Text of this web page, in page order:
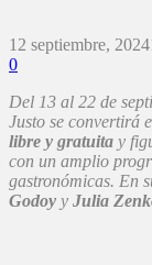
12 septiembre, 2024
0
Del 13 al 22 de
Justo se convertirá
libre y gratuita y
con un amplio
gastronómicas. En
Godoy y Julia